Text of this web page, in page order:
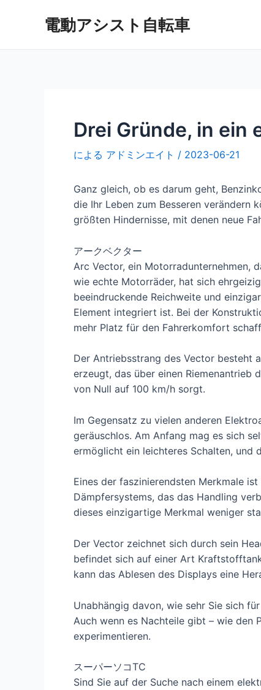
電動アシスト自転車
Drei Gründe, in
による アドミンエイト / 2023-06-21
Ganz gleich, ob es darum geht,
die Ihr Leben zum Besseren verändern
größten Hindernisse, mit denen neue
アークベクター
Arc Vector, ein Motorradunternehmen,
wie echte Motorräder, hat sich
beeindruckende Reichweite und
Element integriert ist. Bei der
mehr Platz für den Fahrerkomfort
Der Antriebsstrang des Vector besteht
erzeugt, das über einen Riemenantrieb
von Null auf 100 km/h sorgt.
Im Gegensatz zu vielen anderen
geräuschlos. Am Anfang mag es sich
ermöglicht ein leichteres Schalten, und
Eines der faszinierendsten Merkmale
Dämpfersystems, das das Handling
dieses einzigartige Merkmal weniger
Der Vector zeichnet sich durch sein
befindet sich auf einer Art
kann das Ablesen des Displays eine
Unabhängig davon, wie sehr Sie sich
Auch wenn es Nachteile gibt – wie den
experimentieren.
スーパーソコTC
Sind Sie auf der Suche nach einem